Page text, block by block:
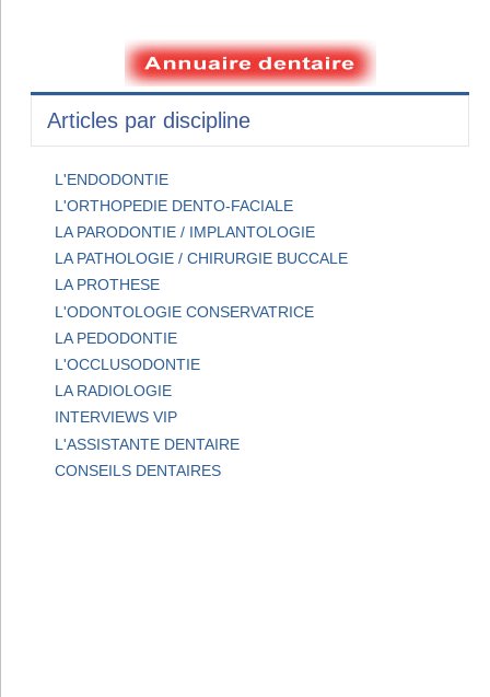
Articles par discipline
L'ENDODONTIE
L'ORTHOPEDIE DENTO-FACIALE
LA PARODONTIE / IMPLANTOLOGIE
LA PATHOLOGIE / CHIRURGIE BUCCALE
LA PROTHESE
L'ODONTOLOGIE CONSERVATRICE
LA PEDODONTIE
L'OCCLUSODONTIE
LA RADIOLOGIE
INTERVIEWS VIP
L'ASSISTANTE DENTAIRE
CONSEILS DENTAIRES